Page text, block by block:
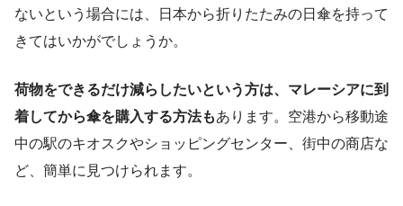
ないという場合には、日本から折りたたみの日傘を持って
きてはいかがでしょうか。
荷物をできるだけ減らしたいという方は、マレーシアに到
着してから傘を購入する方法もあります。空港から移動途
中の駅のキオスクやショッピングセンター、街中の商店な
ど、簡単に見つけられます。